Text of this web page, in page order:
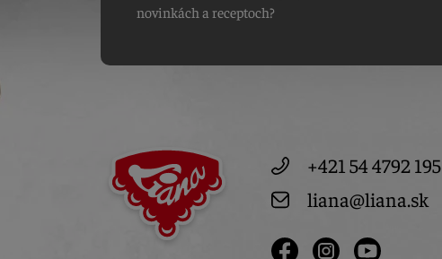
novinkách a receptoch?
+421 54 4792 195
liana@liana.sk